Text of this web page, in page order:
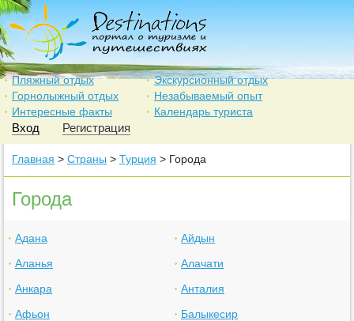
Пляжный отдых
Экскурсионный отдых
Горнолыжный отдых
Незабываемый опыт
Интересные факты
Календарь туриста
Вход Регистрация
Главная > Страны > Турция > Города
Города
Адана
Айдын
Аланья
Алачати
Анкара
Анталия
Афьон
Балыкесир